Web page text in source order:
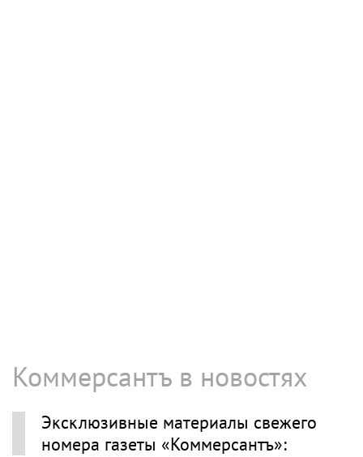
Коммерсантъ в новостях
Эксклюзивные материалы свежего
номера газеты «Коммерсантъ»: